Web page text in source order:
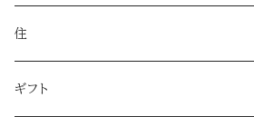
服飾雑貨
服飾小物／その他
菓子
飲みもの
住
日用品
ギフト